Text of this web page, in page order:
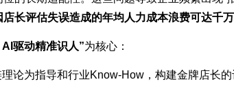
店长评估失误造成的年均人力成本浪费可达千
驱动精准识人”为核心：
论为指导和行业Know-How，构建金牌店长